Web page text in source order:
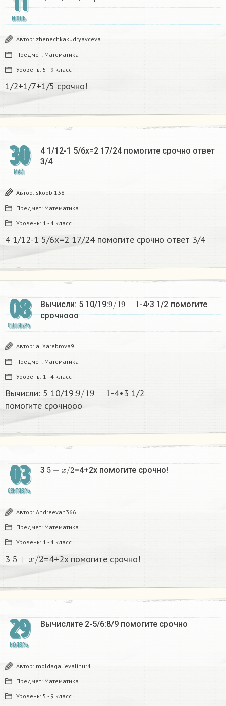
ИЮНЬ
Автор: zhenechkakudryavceva
Предмет: Математика
Уровень: 5 - 9 класс
1/2+1/7+1/5 срочно!​
30
МАЙ
4 1/12-1 5/6х=2 17/24 помогите срочно ответ
3/4
Автор: skoobi138
Предмет: Математика
Уровень: 1 - 4 класс
4 1/12-1 5/6х=2 17/24 помогите срочно ответ 3/4
08
СЕНТЯБРЬ
Вычисли: 5 10/19:9/19− 1
-4•3 1/2 помогите
срочнооо​
Автор: alisarebrova9
Предмет: Математика
Уровень: 1 - 4 класс
Вычисли: 5 10/19:9 /19
-4•3 1/2
помогите срочнооо​
03
СЕНТЯБРЬ
3 5+x/ 2 =4+2x помогите срочно!
Автор: Andreevan366
Предмет: Математика
Уровень: 1 - 4 класс
3 5 =4+2x помогите срочно!
29
НОЯБРЬ
Вычислите 2-5/6:8/9 помогите срочно
Автор: moldagalievalinur4
Предмет: Математика
Уровень: 5 - 9 класс